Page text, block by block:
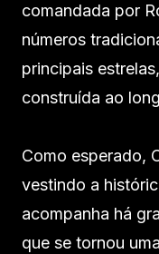
comandada por
números
principais
construída ao
Como esperado,
vestindo a
acompanha há
que se tornou